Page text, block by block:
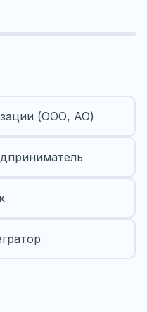
(ООО, АО)